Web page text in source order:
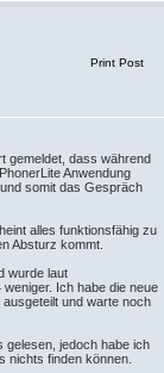
Print Post
gemeldet, dass während
Anwendung
somit das Gespräch
alles funktionsfähig zu
Absturz kommt.
wurde laut
Ich habe die neue
und warte noch
gelesen, jedoch habe ich
nichts finden können.